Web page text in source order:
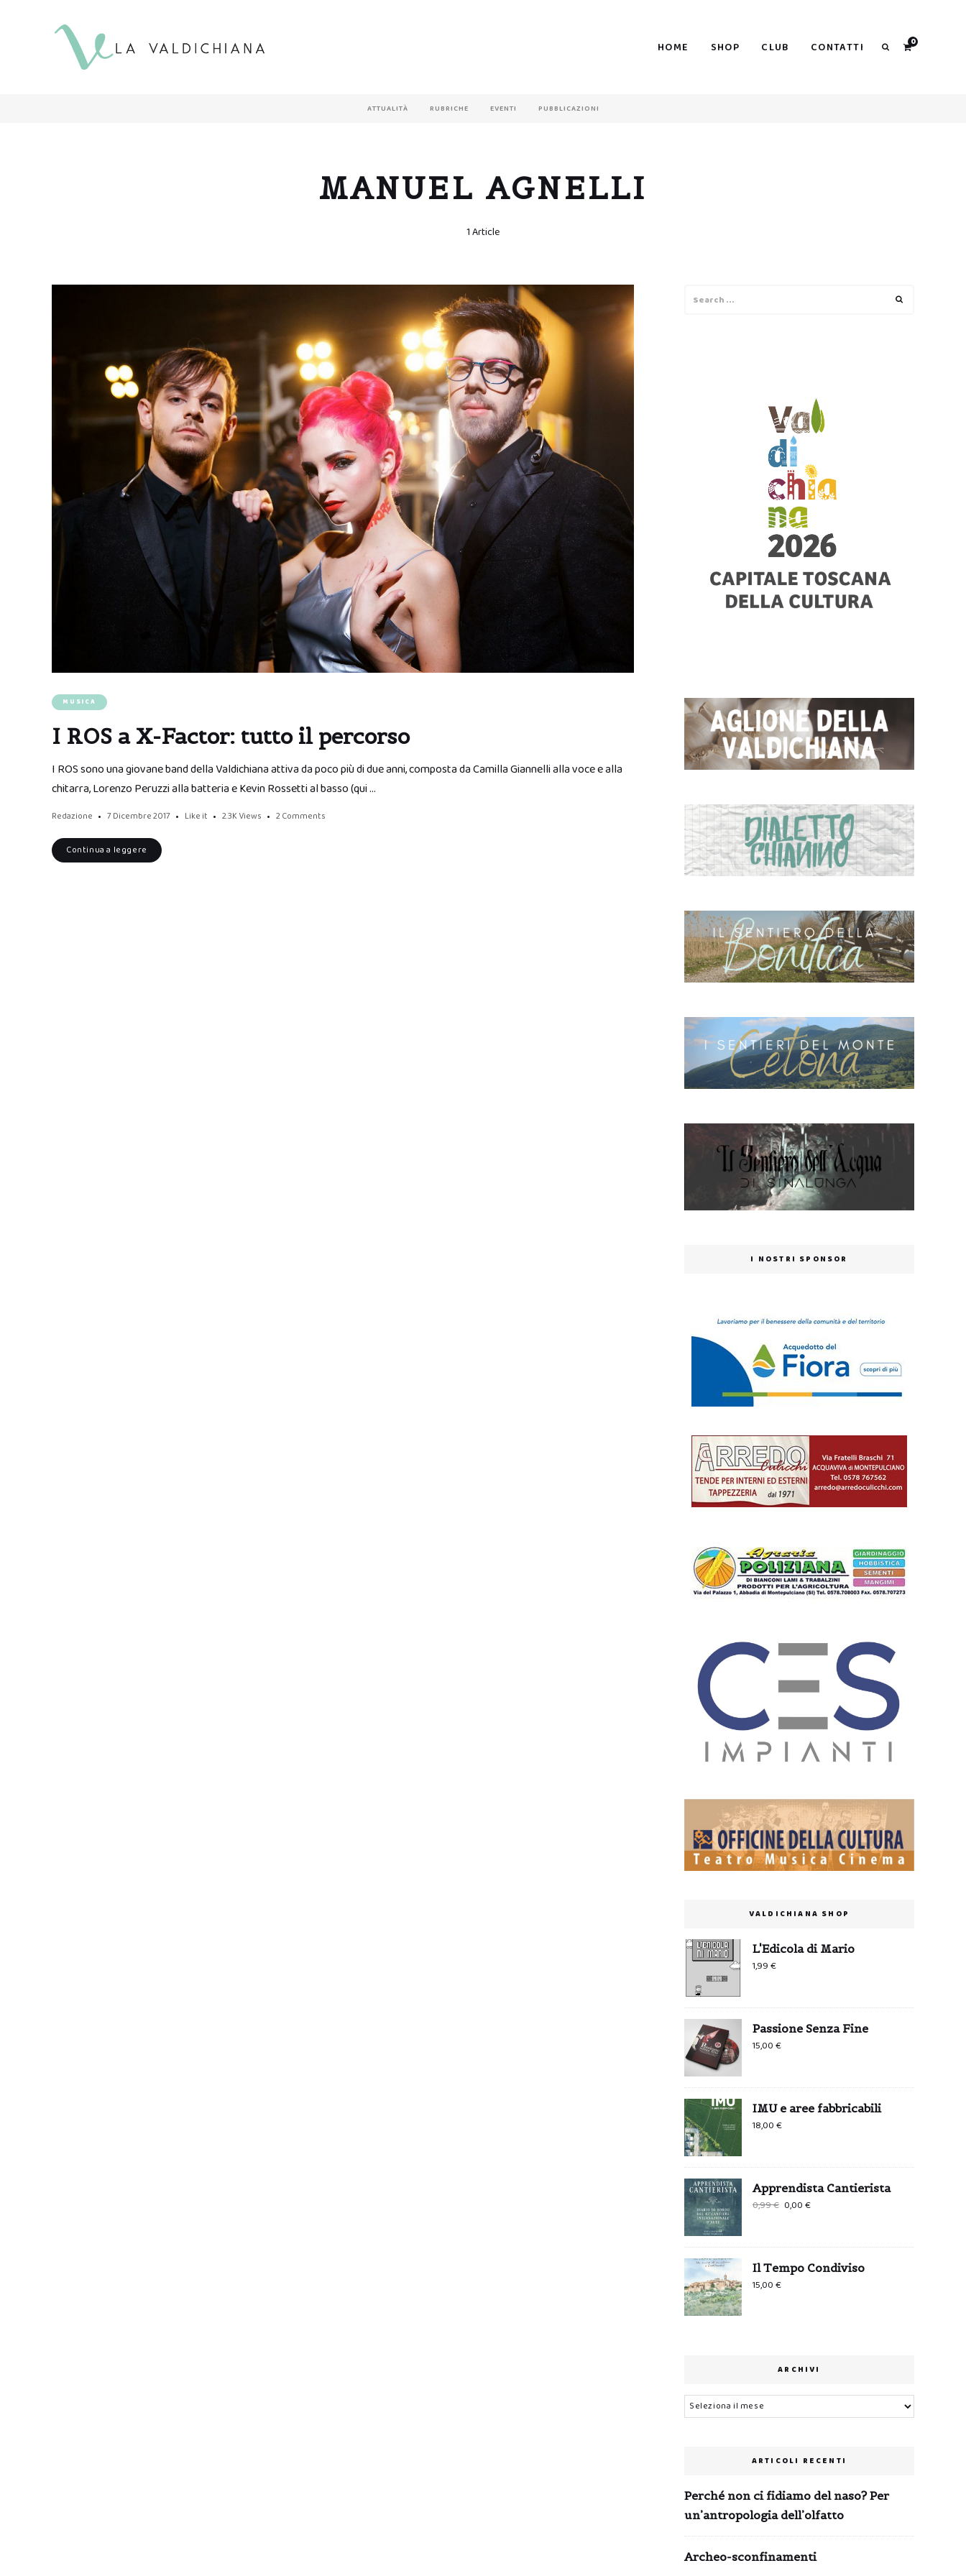
HOME SHOP CLUB CONTATTI 0
ATTUALITÀ RUBRICHE EVENTI PUBBLICAZIONI
MANUEL AGNELLI
1 Article
MUSICA
I ROS a X-Factor: tutto il percorso
I ROS sono una giovane band della Valdichiana attiva da poco più di due anni, composta da Camilla Giannelli alla voce e alla
chitarra, Lorenzo Peruzzi alla batteria e Kevin Rossetti al basso (qui …
Redazione 7 Dicembre 2017 Like it 2.3K Views 2 Comments
Continua a leggere
for:
I NOSTRI SPONSOR
VALDICHIANA SHOP
L'Edicola di Mario
1,99€
Passione Senza Fine
15,00€
IMU e aree fabbricabili
18,00€
Apprendista Cantierista
0,99€
era:
0,99 €.
0,00€
è:
0,00 €.
Il Tempo Condiviso
15,00€
ARCHIVI
Archivi
ARTICOLI RECENTI
Perché non ci fidiamo del naso? Per
un’antropologia dell’olfatto
Archeo-sconfinamenti